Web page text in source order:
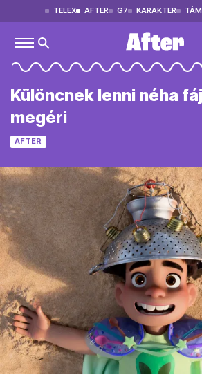
TELEX AFTER G7 KARAKTER
Különcnek lenni néha
megéri
AFTER